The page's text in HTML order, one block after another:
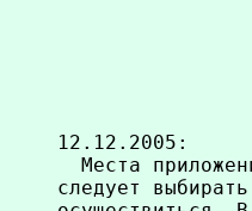
12.12.2005:
Места
следует